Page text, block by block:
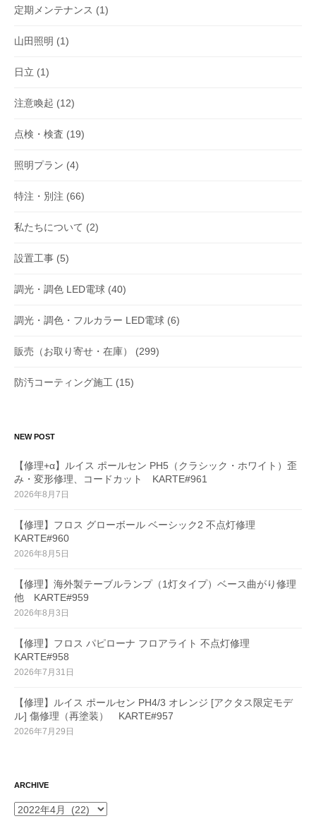
定期メンテナンス (1)
山田照明 (1)
日立 (1)
注意喚起 (12)
点検・検査 (19)
照明プラン (4)
特注・別注 (66)
私たちについて (2)
設置工事 (5)
調光・調色 LED電球 (40)
調光・調色・フルカラー LED電球 (6)
販売（お取り寄せ・在庫） (299)
防汚コーティング施工 (15)
NEW POST
【修理+α】ルイス ポールセン PH5（クラシック・ホワイト）歪
み・変形修理、コードカット KARTE#961
2026年8月7日
【修理】フロス グローボール ベーシック2 不点灯修理
KARTE#960
2026年8月5日
【修理】海外製テーブルランプ（1灯タイプ）ベース曲がり修理
他 KARTE#959
2026年8月3日
【修理】フロス パピローナ フロアライト 不点灯修理
KARTE#958
2026年7月31日
【修理】ルイス ポールセン PH4/3 オレンジ [アクタス限定モデ
ル] 傷修理（再塗装） KARTE#957
2026年7月29日
ARCHIVE
ARCHIVE